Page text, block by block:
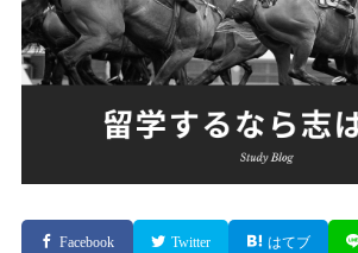
Facebook Twitter はてブ